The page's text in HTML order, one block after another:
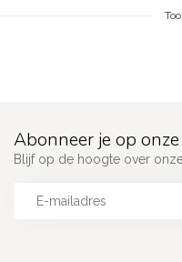
Abonneer je op
Blijf op de hoogte over